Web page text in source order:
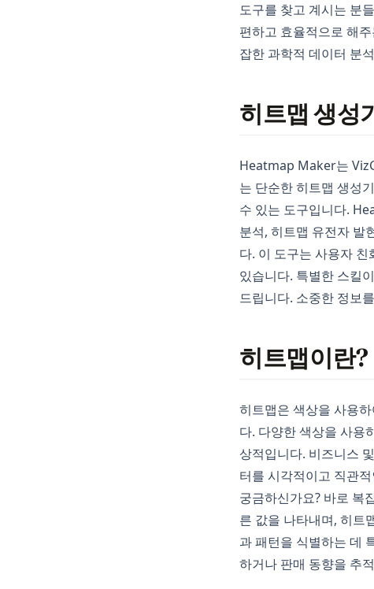
도구를 찾고 계시는 분
편하고 효율적으로 해
잡한 과학적 데이터 분
히트맵 생성
Heatmap Maker는
는 단순한 히트맵 생성
수 있는 도구입니다.
분석, 히트맵 유전자 발
다. 이 도구는 사용자
있습니다. 특별한 스킬
드립니다. 소중한 정보
히트맵이란?
히트맵은 색상을 사용
다. 다양한 색상을 사용
상적입니다. 비즈니스
터를 시각적이고 직관
궁금하신가요? 바로 복
른 값을 나타내며, 히트
과 패턴을 식별하는 데
하거나 판매 동향을 추